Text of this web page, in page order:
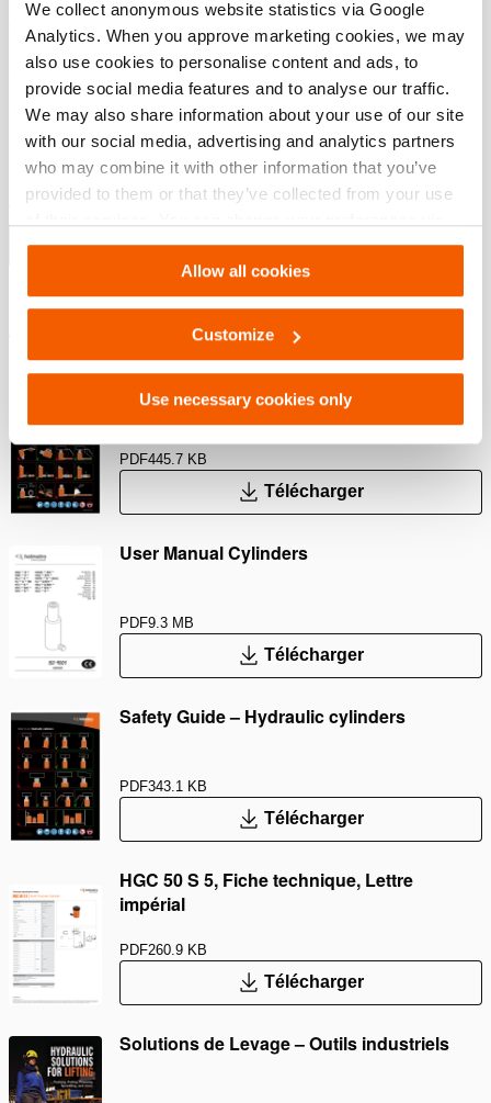
We collect anonymous website statistics via Google
Analytics. When you approve marketing cookies, we may
also use cookies to personalise content and ads, to
provide social media features and to analyse our traffic.
We may also share information about your use of our site
with our social media, advertising and analytics partners
who may combine it with other information that you’ve
provided to them or that they’ve collected from your use
Settings. See ourcookiestatement.
Allow all cookies
Customize
Use necessary cookies only
corrosion. La couche supérieure en chrome dur protège
le piston contre les rayures et empêche l’adhérence
d’objets tels que les projections de soudure (Image 1)
Anneau Duo power ; une combinaison d’un joint
supérieur et d’un roulement composite extrêmement
solide pour une durée de vie plus longue (Image 2)
Le protecteur de filetage protège le filetage du boîtier de
vérin. (Image 3)
Afficher plus
Téléchargements
Safety Guide – Hydraulic hoses & couplers
PDF445.7 KB
Télécharger
User Manual Cylinders
PDF9.3 MB
Télécharger
Safety Guide – Hydraulic cylinders
PDF343.1 KB
Télécharger
HGC 50 S 5, Fiche technique, Lettre
impérial
PDF260.9 KB
Télécharger
Solutions de Levage – Outils industriels